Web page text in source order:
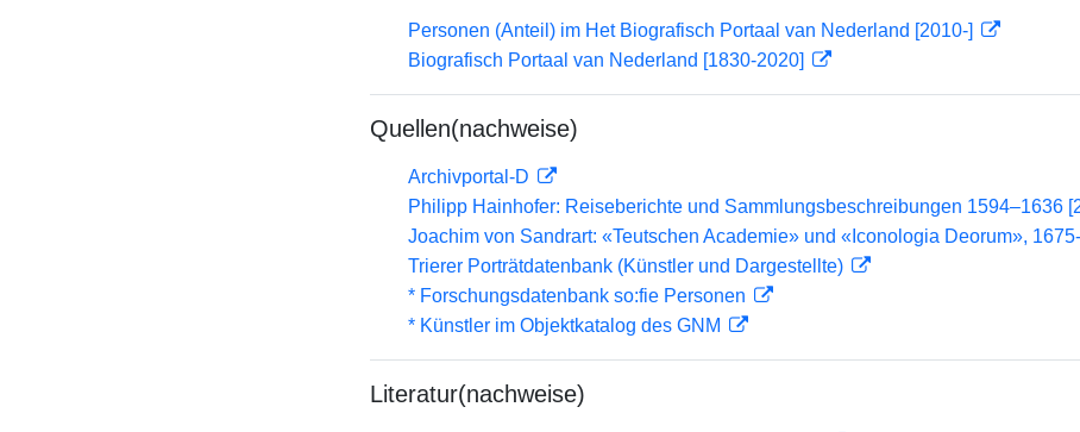
Personen (Anteil) im Het Biografisch Portaal van Nederland [2010-]
Biografisch Portaal van Nederland [1830-2020]
Quellen(nachweise)
Archivportal-D
Philipp Hainhofer: Reiseberichte und Sammlungsbeschreibungen 1594–1636
Joachim von Sandrart: «Teutschen Academie» und «Iconologia Deorum»,
Trierer Porträtdatenbank (Künstler und Dargestellte)
* Forschungsdatenbank so:fie Personen
* Künstler im Objektkatalog des GNM
Literatur(nachweise)